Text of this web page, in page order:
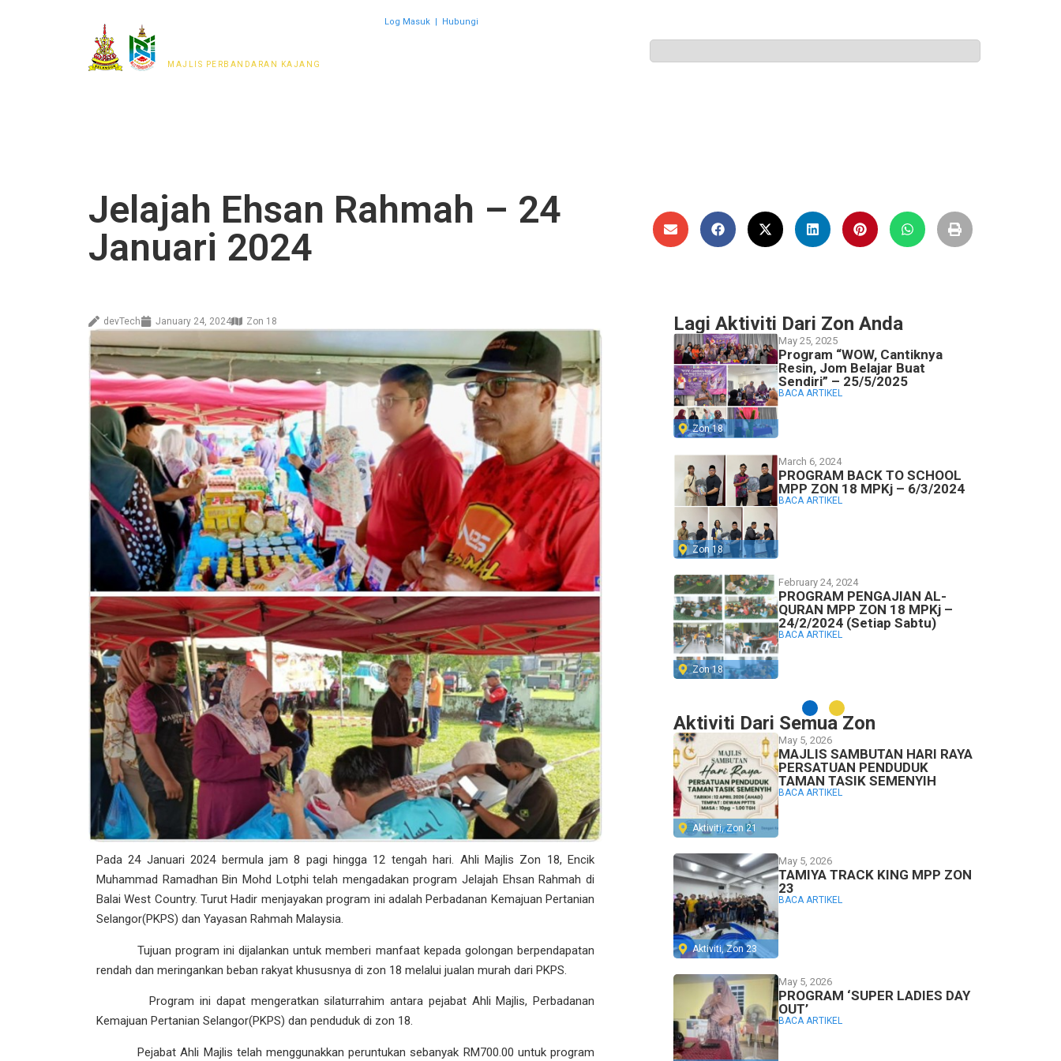
MAJLIS PERBANDARAN KAJANG
Log Masuk| Hubungi
Jelajah Ehsan Rahmah – 24
Januari 2024
devTech January 24, 2024 Zon 18
Pada 24 Januari 2024 bermula jam 8 pagi hingga 12 tengah hari. Ahli Majlis Zon 18, Encik
Muhammad Ramadhan Bin Mohd Lotphi telah mengadakan program Jelajah Ehsan Rahmah di
Balai West Country. Turut Hadir menjayakan program ini adalah Perbadanan Kemajuan Pertanian
Selangor(PKPS) dan Yayasan Rahmah Malaysia.
Tujuan program ini dijalankan untuk memberi manfaat kepada golongan berpendapatan
rendah dan meringankan beban rakyat khususnya di zon 18 melalui jualan murah dari PKPS.
Program ini dapat mengeratkan silaturrahim antara pejabat Ahli Majlis, Perbadanan
Kemajuan Pertanian Selangor(PKPS) dan penduduk di zon 18.
Pejabat Ahli Majlis telah menggunakkan peruntukan sebanyak RM700.00 untuk program
Lagi Aktiviti Dari Zon Anda
Zon 18
May 25, 2025
Program “WOW, Cantiknya
Resin, Jom Belajar Buat
Sendiri” – 25/5/2025
BACA ARTIKEL
Zon 18
March 6, 2024
PROGRAM BACK TO SCHOOL
MPP ZON 18 MPKj – 6/3/2024
BACA ARTIKEL
Zon 18
February 24, 2024
PROGRAM PENGAJIAN AL-
QURAN MPP ZON 18 MPKj –
24/2/2024 (Setiap Sabtu)
BACA ARTIKEL
Aktiviti Dari Semua Zon
Aktiviti,Zon 21
May 5, 2026
MAJLIS SAMBUTAN HARI RAYA
PERSATUAN PENDUDUK
TAMAN TASIK SEMENYIH
BACA ARTIKEL
Aktiviti,Zon 23
May 5, 2026
TAMIYA TRACK KING MPP ZON
23
BACA ARTIKEL
May 5, 2026
PROGRAM ‘SUPER LADIES DAY
OUT’
BACA ARTIKEL